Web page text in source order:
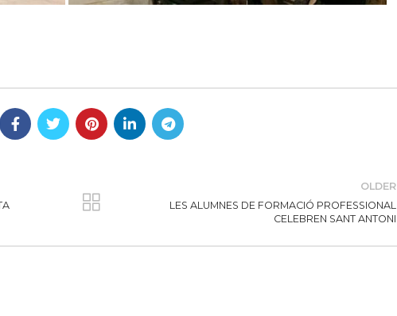
OLDER
LES ALUMNES DE FORMACIÓ PROFESSIONAL
CELEBREN SANT ANTONI